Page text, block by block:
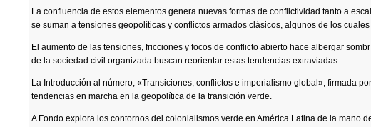
La confluencia de estos elementos genera nuevas formas de conflictividad tanto a
se suman a tensiones geopolíticas y conflictos armados clásicos, algunos de los
El aumento de las tensiones, fricciones y focos de conflicto abierto hace albergar
de la sociedad civil organizada buscan reorientar estas tendencias extraviadas.
La Introducción al número, «Transiciones, conflictos e imperialismo global», firmada
tendencias en marcha en la geopolítica de la transición verde.
A Fondo explora los contornos del colonialismos verde en América Latina de la mano